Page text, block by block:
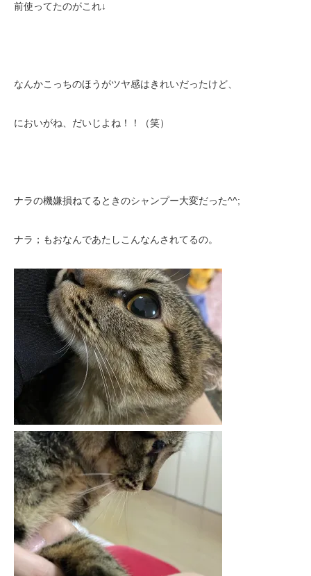
前使ってたのがこれ↓
なんかこっちのほうがツヤ感はきれいだったけど、
においがね、だいじよね！！（笑）
ナラの機嫌損ねてるときのシャンプー大変だった^^;
ナラ；もおなんであたしこんなんされてるの。